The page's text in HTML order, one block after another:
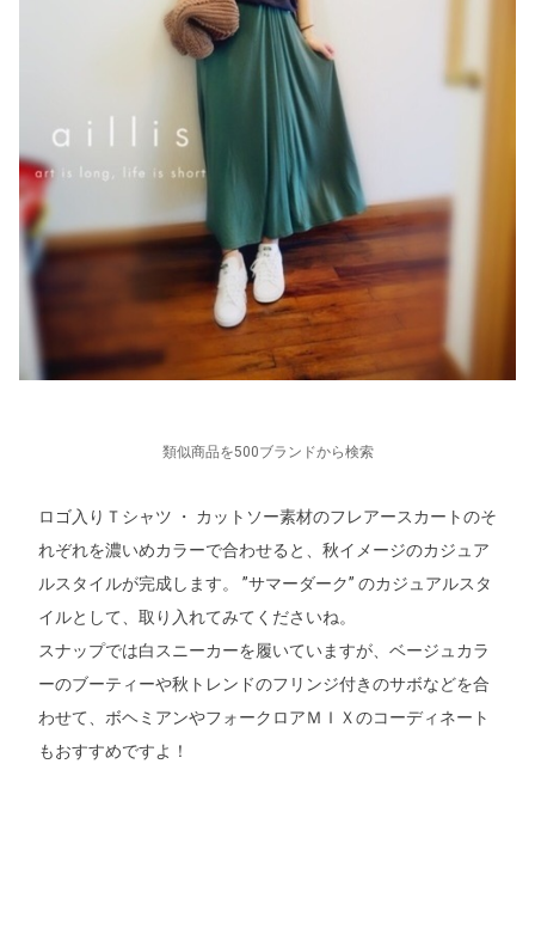
類似商品を500ブランドから検索
ロゴ入りＴシャツ ・ カットソー素材のフレアースカートのそ
れぞれを濃いめカラーで合わせると、秋イメージのカジュア
ルスタイルが完成します。 ”サマーダーク” のカジュアルスタ
イルとして、取り入れてみてくださいね。
スナップでは白スニーカーを履いていますが、ベージュカラ
ーのブーティーや秋トレンドのフリンジ付きのサボなどを合
わせて、ボヘミアンやフォークロアＭＩＸのコーディネート
もおすすめですよ！